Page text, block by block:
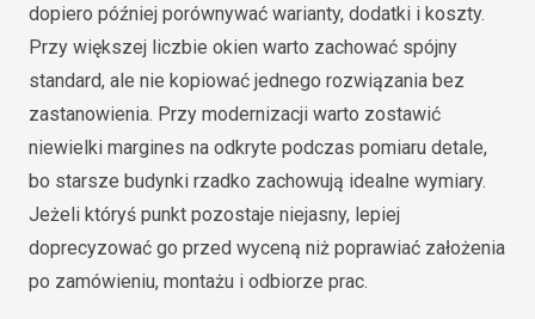
dopiero później porównywać warianty, dodatki i koszty.
Przy większej liczbie okien warto zachować spójny
standard, ale nie kopiować jednego rozwiązania bez
zastanowienia. Przy modernizacji warto zostawić
niewielki margines na odkryte podczas pomiaru detale,
bo starsze budynki rzadko zachowują idealne wymiary.
Jeżeli któryś punkt pozostaje niejasny, lepiej
doprecyzować go przed wyceną niż poprawiać założenia
po zamówieniu, montażu i odbiorze prac.